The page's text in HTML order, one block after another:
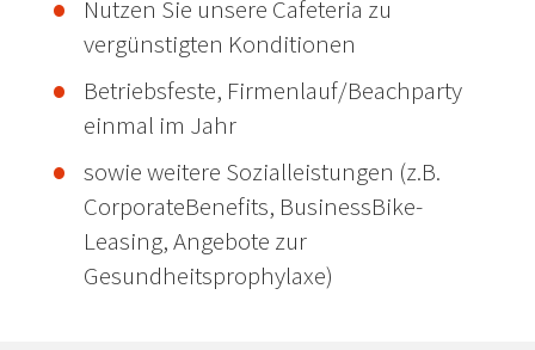
Nutzen Sie unsere Cafeteria zu
vergünstigten Konditionen
Betriebsfeste, Firmenlauf/Beachparty
einmal im Jahr
sowie weitere Sozialleistungen (z.B.
CorporateBenefits, BusinessBike-
Leasing, Angebote zur
Gesundheitsprophylaxe)